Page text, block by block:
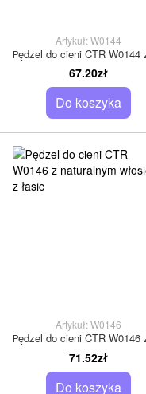
Artykuł: W0144
67.20zł
Do koszyka
Artykuł: W0146
71.52zł
Do koszyka